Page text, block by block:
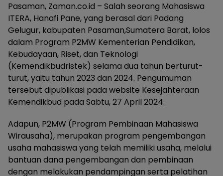
Pasaman, Zaman.co.id – Salah seorang Mahasiswa
ITERA, Hanafi Pane, yang berasal dari Padang
Gelugur, kabupaten Pasaman,Sumatera Barat, lolos
dalam Program P2MW Kementerian Pendidikan,
Kebudayaan, Riset, dan Teknologi
(Kemendikbudristek) selama dua tahun berturut-
turut, yaitu tahun 2023 dan 2024. Pengumuman
tersebut dipublikasi pada website Kesejahteraan
Kemendikbud pada Sabtu, 27 April 2024.
Adapun, P2MW (Program Pembinaan Mahasiswa
Wirausaha), merupakan program pengembangan
usaha mahasiswa yang telah memiliki usaha, melalui
bantuan dana pengembangan dan pembinaan
dengan melakukan pendampingan serta pelatihan